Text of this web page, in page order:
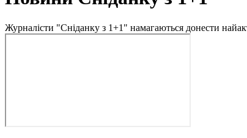
Журналісти "Сніданку з 1+1" намагаються донести